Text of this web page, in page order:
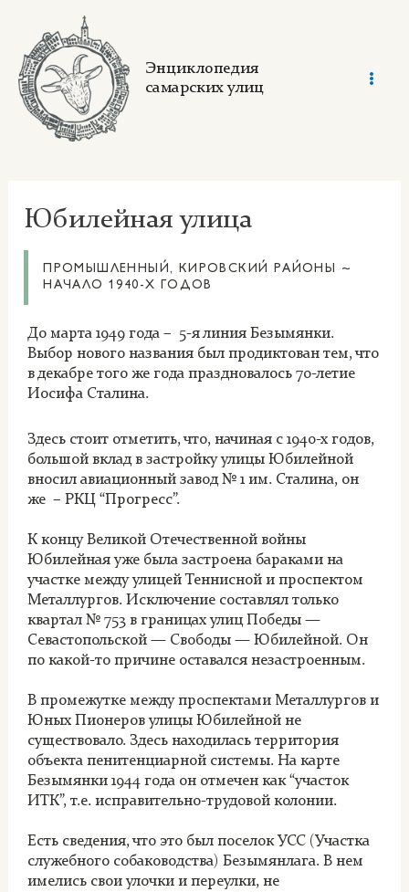
content
Энциклопедия
самарских улиц
Юбилейная улица
ПРОМЫШЛЕННЫЙ, КИРОВСКИЙ РАЙОНЫ ~
НАЧАЛО 1940-Х ГОДОВ
До марта 1949 года – 5-я линия Безымянки.
Выбор нового названия был продиктован тем, что
в декабре того же года праздновалось 70-летие
Иосифа Сталина.
Здесь стоит отметить, что, начиная с 1940-х годов,
большой вклад в застройку улицы Юбилейной
вносил авиационный завод № 1 им. Сталина, он
же – РКЦ “Прогресс”.
К концу Великой Отечественной войны
Юбилейная уже была застроена бараками на
участке между улицей Теннисной и проспектом
Металлургов. Исключение составлял только
квартал № 753 в границах улиц Победы —
Севастопольской — Свободы — Юбилейной. Он
по какой-то причине оставался незастроенным.
В промежутке между проспектами Металлургов и
Юных Пионеров улицы Юбилейной не
существовало. Здесь находилась территория
объекта пенитенциарной системы. На карте
Безымянки 1944 года он отмечен как “участок
ИТК”, т.е. исправительно-трудовой колонии.
Есть сведения, что это был поселок УСС (Участка
служебного собаководства) Безымянлага. В нем
имелись свои улочки и переулки, не